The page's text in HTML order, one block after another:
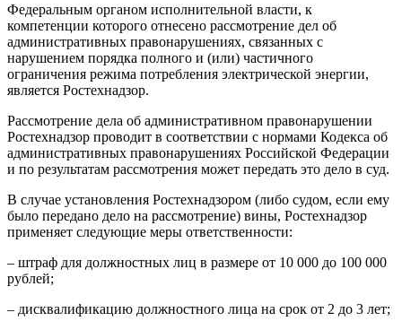
Федеральным органом исполнительной власти, к
компетенции которого отнесено рассмотрение дел об
административных правонарушениях, связанных с
нарушением порядка полного и (или) частичного
ограничения режима потребления электрической энергии,
является Ростехнадзор.
Рассмотрение дела об административном правонарушении
Ростехнадзор проводит в соответствии с нормами Кодекса об
административных правонарушениях Российской Федерации
и по результатам рассмотрения может передать это дело в суд.
В случае установления Ростехнадзором (либо судом, если ему
было передано дело на рассмотрение) вины, Ростехнадзор
применяет следующие меры ответственности:
– штраф для должностных лиц в размере от 10 000 до 100 000
рублей;
– дисквалификацию должностного лица на срок от 2 до 3 лет;